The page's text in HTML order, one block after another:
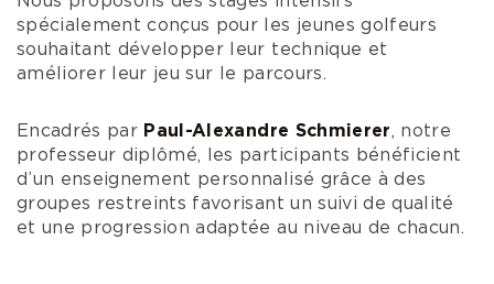
spécialement conçus pour les jeunes golfeurs
souhaitant développer leur technique et
améliorer leur jeu sur le parcours.
Encadrés par Paul-Alexandre Schmierer, notre
professeur diplômé, les participants bénéficient
d’un enseignement personnalisé grâce à des
groupes restreints favorisant un suivi de qualité
et une progression adaptée au niveau de chacun.